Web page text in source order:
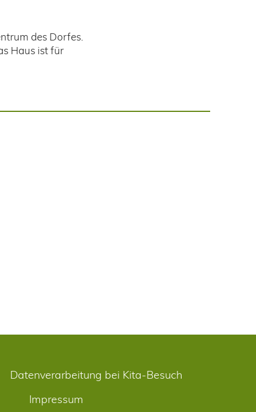
des Dorfes.
Haus ist für
Datenverarbeitung bei Kita-Besuch
Impressum